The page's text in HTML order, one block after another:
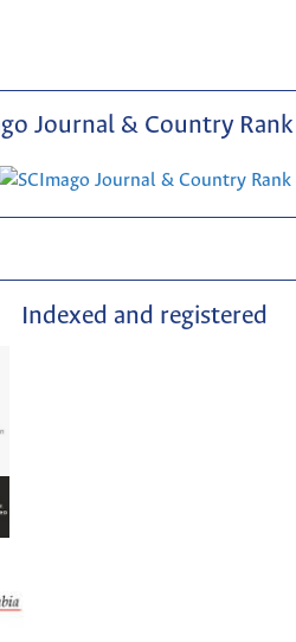
Journal & Country Rank
Indexed and registered